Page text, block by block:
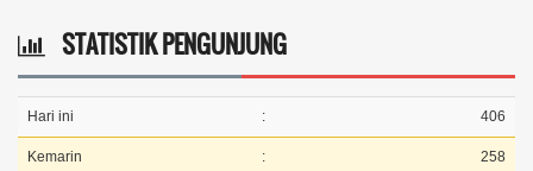
STATISTIK PENGUNJUNG
Hari ini : 406
Kemarin : 258